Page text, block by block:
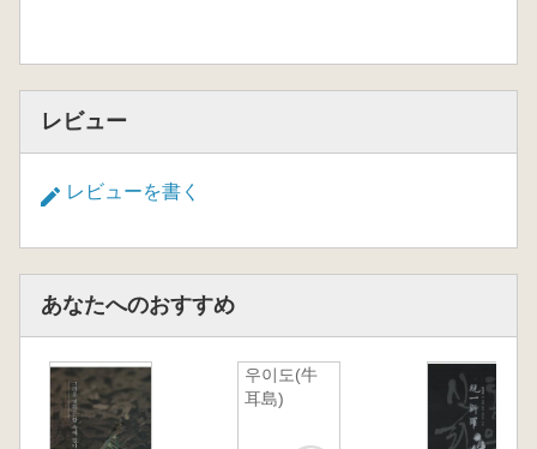
レビュー
レビューを書く
あなたへのおすすめ
우이도(牛
耳島)